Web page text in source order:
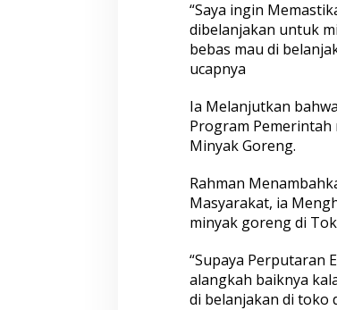
“Saya ingin
dibelanjakan untuk
bebas mau di
ucapnya
Ia Melanjutkan
Program Pemerintah
Minyak Goreng.
Rahman
Masyarakat, ia
minyak goreng di
“Supaya Perputaran
alangkah baiknya
di belanjakan di toko